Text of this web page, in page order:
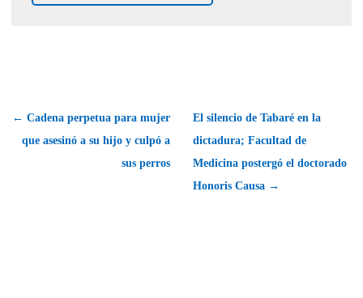
← Cadena perpetua para mujer
que asesinó a su hijo y culpó a
sus perros
El silencio de Tabaré en la
dictadura; Facultad de
Medicina postergó el doctorado
Honoris Causa →